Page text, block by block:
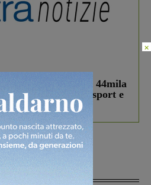
Smart Cities, oltre 44mila
il bando per lo sport e
×